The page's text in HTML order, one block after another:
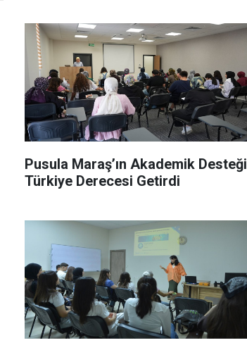
Pusula Maraş’ın Akademik Desteği
Türkiye Derecesi Getirdi